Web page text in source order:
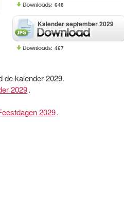
648
Kalender september 2029
467
de kalender 2029.
2029.
2029.